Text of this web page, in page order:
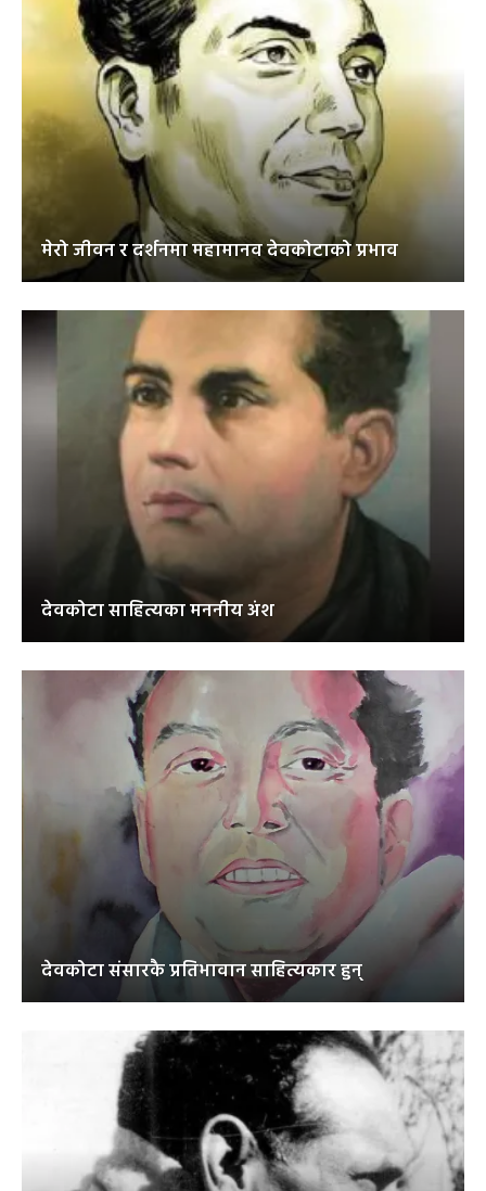
मेरो जीवन र दर्शनमा महामानव देवकोटाको प्रभाव
देवकोटा साहित्यका मननीय अंश
देवकोटा संसारकै प्रतिभावान साहित्यकार हुन्